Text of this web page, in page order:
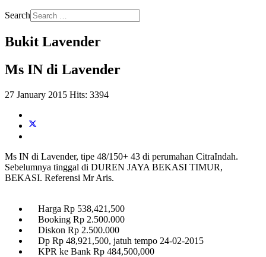
Search
Bukit Lavender
Ms IN di Lavender
27 January 2015 Hits: 3394
Ms IN di Lavender, tipe 48/150+ 43 di perumahan CitraIndah.
Sebelumnya tinggal di DUREN JAYA BEKASI TIMUR,
BEKASI. Referensi Mr Aris.
Harga Rp 538,421,500
Booking Rp 2.500.000
Diskon Rp 2.500.000
Dp Rp 48,921,500, jatuh tempo 24-02-2015
KPR ke Bank Rp 484,500,000